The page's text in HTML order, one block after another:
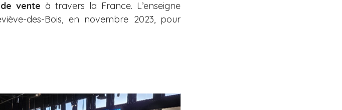
vente à travers la France. L’enseigne
des-Bois, en novembre 2023, pour